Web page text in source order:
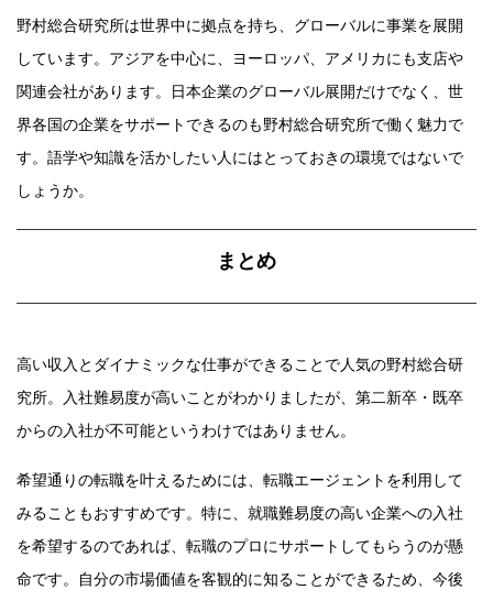
野村総合研究所は世界中に拠点を持ち、グローバルに事業を展開
しています。アジアを中心に、ヨーロッパ、アメリカにも支店や
関連会社があります。日本企業のグローバル展開だけでなく、世
界各国の企業をサポートできるのも野村総合研究所で働く魅力で
す。語学や知識を活かしたい人にはとっておきの環境ではないで
しょうか。
まとめ
高い収入とダイナミックな仕事ができることで人気の野村総合研
究所。入社難易度が高いことがわかりましたが、第二新卒・既卒
からの入社が不可能というわけではありません。
希望通りの転職を叶えるためには、転職エージェントを利用して
みることもおすすめです。特に、就職難易度の高い企業への入社
を希望するのであれば、転職のプロにサポートしてもらうのが懸
命です。自分の市場価値を客観的に知ることができるため、今後